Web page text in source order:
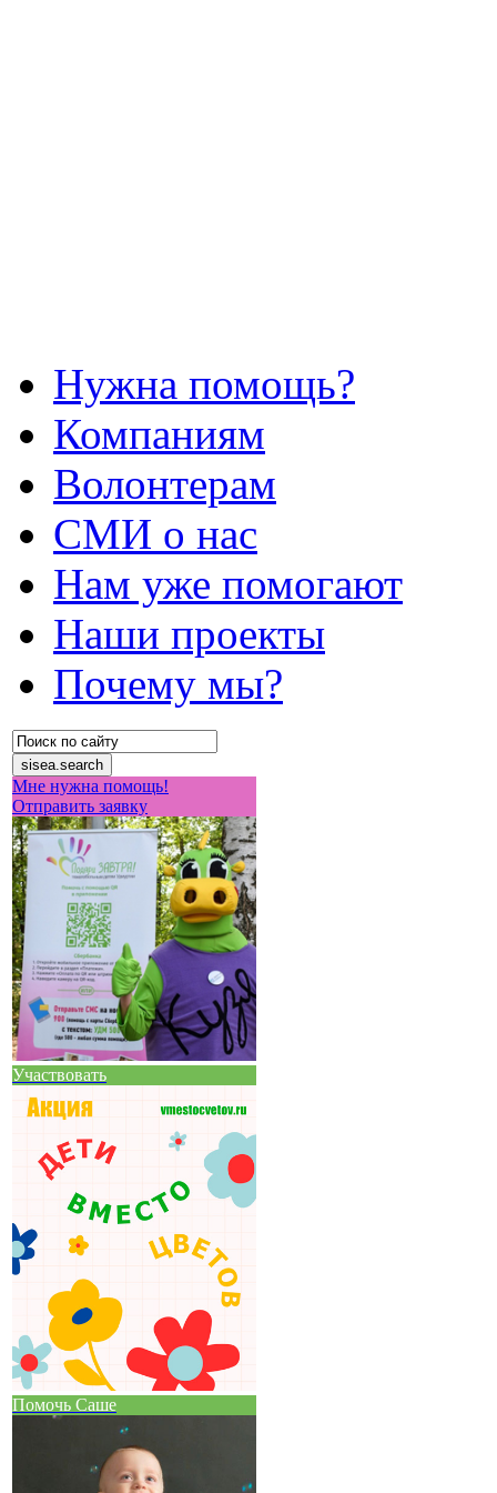
Нужна помощь?
Компаниям
Волонтерам
СМИ о нас
Нам уже помогают
Наши проекты
Почему мы?
Мне нужна помощь!
Отправить заявку
Участвовать
Помочь Саше